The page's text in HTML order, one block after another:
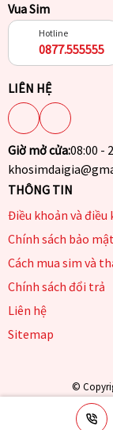
Vua Sim
Hotline
0877.555555
LIÊN HỆ
Giờ mở cửa:08:00 -
THÔNG TIN
Điều khoản và điều
Chính sách bảo
Cách mua sim và
Chính sách đổi trả
Liên hệ
Sitemap
©